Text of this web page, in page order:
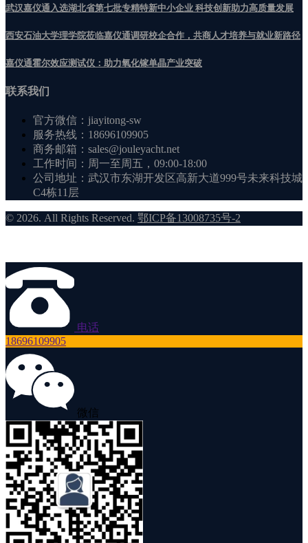
武汉嘉仪通入选湖北省第七批专精特新中小企业 科技创新助力高质量发展
‌西安石油大学理学院莅临嘉仪通调研校企合作，共商人才培养与就业新路径
嘉仪通霍尔效应测试仪：助力氧化镓单晶产业突破
联系我们
官方微信：jiayitong-sw
服务热线：18696109905
商务邮箱：sales@jouleyacht.net
工作时间：周一至周五，09:00-18:00
公司地址：武汉市东湖开发区高新大道999号未来科技城
C4栋11层
© 2026. All Rights Reserved. 鄂ICP备13008735号-2
电话
18696109905
微信